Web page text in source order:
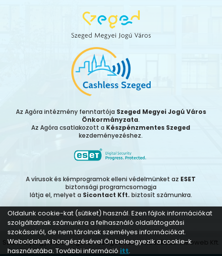
Oldalunk cookie-kat (sütiket) használ. Ezen fájlok információkat
szolgáltatnak számunkra a felhasználó oldallátogatási
szokásairól, de nem tárolnak személyes információkat.
Weboldalunk böngészésével Ön beleegyezik a cookie-k
használatába. További információ itt.
Az Agóra intézmény fenntartója Szeged Megyei Jogú Város
Önkormányzata.
Az Agóra csatlakozott a Készpénzmentes Szeged
kezdeményezéshez.
A vírusok és kémprogramok elleni védelmünket az ESET
biztonsági programcsomagja
látja el, melyet a Sicontact Kft. biztosít számunkra.
Szent-Györgyi Albert Agóra - Szeged | 2026 Készítette:Introweb Kft.